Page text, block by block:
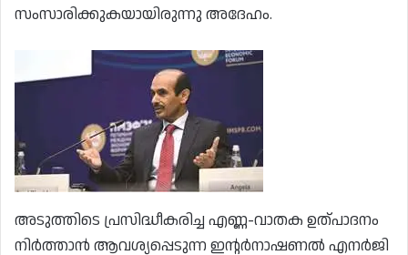
സംസാരിക്കുകയായിരുന്നു അദേഹം.
അടുത്തിടെ പ്രസിദ്ധീകരിച്ച എണ്ണ-വാതക ഉത്പാദനം
നിർത്താൻ ആവശ്യപ്പെടുന്ന ഇന്റർനാഷണൽ എനർജി